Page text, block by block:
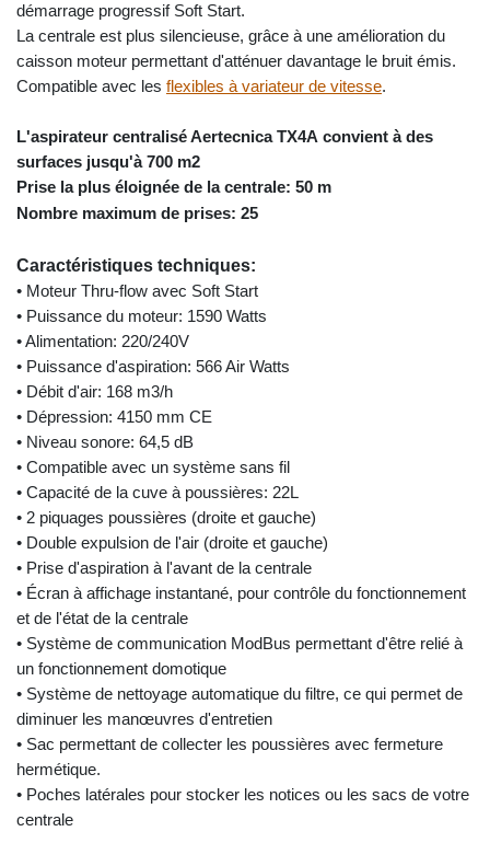
démarrage progressif Soft Start.
La centrale est plus silencieuse, grâce à une amélioration du
caisson moteur permettant d'atténuer davantage le bruit émis.
Compatible avec les flexibles à variateur de vitesse.
L'aspirateur centralisé Aertecnica TX4A convient à des
surfaces jusqu'à 700 m2
Prise la plus éloignée de la centrale: 50 m
Nombre maximum de prises: 25
Caractéristiques techniques:
• Moteur Thru-flow avec Soft Start
• Puissance du moteur: 1590 Watts
• Alimentation: 220/240V
• Puissance d'aspiration: 566 Air Watts
• Débit d'air: 168 m3/h
• Dépression: 4150 mm CE
• Niveau sonore: 64,5 dB
• Compatible avec un système sans fil
• Capacité de la cuve à poussières: 22L
• 2 piquages poussières (droite et gauche)
• Double expulsion de l'air (droite et gauche)
• Prise d'aspiration à l'avant de la centrale
• Écran à affichage instantané, pour contrôle du fonctionnement
et de l'état de la centrale
• Système de communication ModBus permettant d'être relié à
un fonctionnement domotique
• Système de nettoyage automatique du filtre, ce qui permet de
diminuer les manœuvres d'entretien
• Sac permettant de collecter les poussières avec fermeture
hermétique.
• Poches latérales pour stocker les notices ou les sacs de votre
centrale